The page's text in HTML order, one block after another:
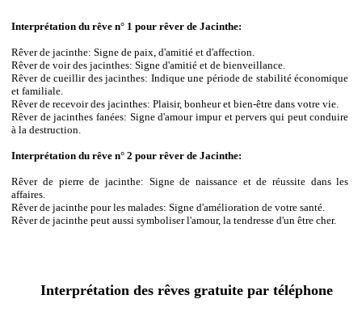
Interprétation du rêve n° 1 pour rêver de Jacinthe:
Rêver de jacinthe: Signe de paix, d'amitié et d'affection.
Rêver de voir des jacinthes: Signe d'amitié et de bienveillance.
Rêver de cueillir des jacinthes: Indique une période de stabilité économique
et familiale.
Rêver de recevoir des jacinthes: Plaisir, bonheur et bien-être dans votre vie.
Rêver de jacinthes fanées: Signe d'amour impur et pervers qui peut conduire
à la destruction.
Interprétation du rêve n° 2 pour rêver de Jacinthe:
Rêver de pierre de jacinthe: Signe de naissance et de réussite dans les
affaires.
Rêver de jacinthe pour les malades: Signe d'amélioration de votre santé.
Rêver de jacinthe peut aussi symboliser l'amour, la tendresse d'un être cher.
Interprétation des rêves gratuite par téléphone